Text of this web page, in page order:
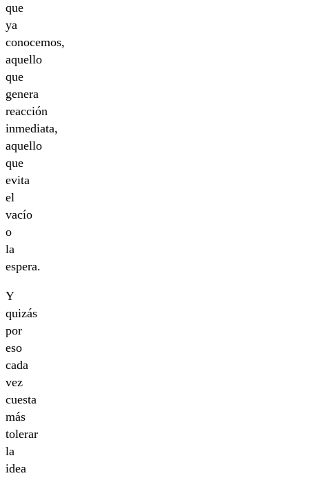
que
ya
conocemos,
aquello
que
genera
reacción
inmediata,
aquello
que
evita
el
vacío
o
la
espera.
Y
quizás
por
eso
cada
vez
cuesta
más
tolerar
la
idea